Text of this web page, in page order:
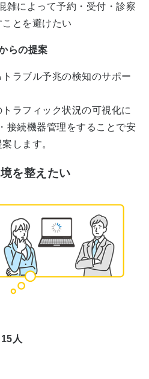
雑によって予約・受付・診察
とを避けたい
らの提案
ラブル予兆の検知のサポー
ラフィック状況の可視化に
接続機器管理をすることで安
します。
を整えたい
人